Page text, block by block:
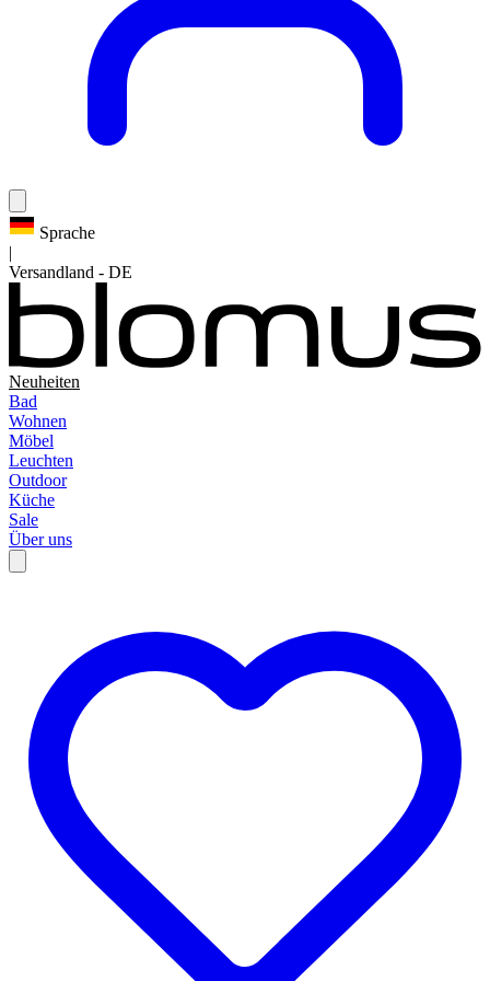
Sprache
|
Versandland - DE
Neuheiten
Bad
Wohnen
Möbel
Leuchten
Outdoor
Küche
Sale
Über uns